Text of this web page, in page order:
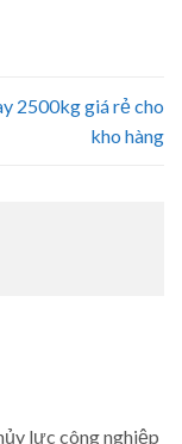
2500kg giá rẻ cho
kho hàng
lực công nghiệp